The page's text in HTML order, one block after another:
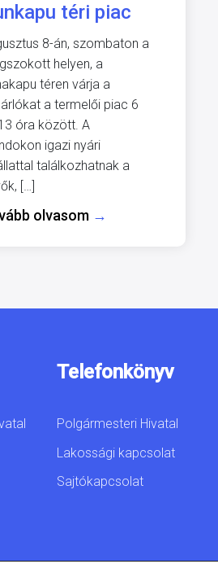
téri piac
8-án, szombaton a
helyen, a
téren várja a
a termelői piac 6
óra között. A
igazi nyári
találkozhatnak a
[…]
olvasom →
Telefonkönyv
Polgármesteri Hivatal
Lakossági kapcsolat
Sajtókapcsolat